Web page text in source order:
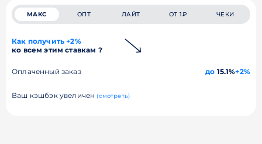
МАКС ОПТ ЛАЙТ ОТ 1₽ ЧЕКИ
Как получить +2%
ко всем этим ставкам ?
Оплаченный заказ до 15.1%+2%
Ваш кэшбэк увеличен (смотреть)